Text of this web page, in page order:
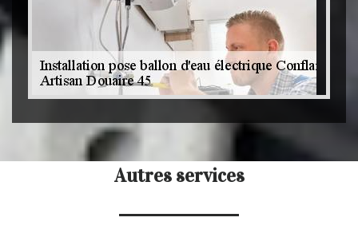
Autres services